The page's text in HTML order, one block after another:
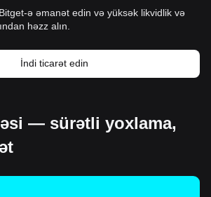
Bitget-ə əmanət edin və yüksək likvidlik və
həzz alın.
İndi ticarət edin
— sürətli yoxlama,